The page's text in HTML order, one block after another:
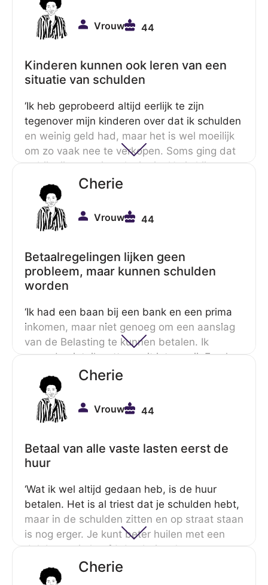
Dat gaf me een goed gevoel.’
Vrouw 44
Kinderen kunnen ook leren van een
situatie van schulden
‘Ik heb geprobeerd altijd eerlijk te zijn
tegenover mijn kinderen over dat ik schulden
en weinig geld had, maar het is wel moeilijk
om zo vaak nee te verkopen. Soms ging dat
er bij mijn zoontje ook niet in. Nu is hij
zeventien en heeft hij een bijbaan en ben ik
trots op hoe hij het doet. Ik heb hem geleerd
om, als hij iets leuks ziet, altijd eerst te
denken: Heb ik het nodig? Zo niet:
omgaat.’
Cherie
Vrouw 44
Betaalregelingen lijken geen
probleem, maar kunnen schulden
worden
‘Ik had een baan bij een bank en een prima
inkomen, maar niet genoeg om een aanslag
van de Belasting te kunnen betalen. Ik
spaarde niet, ik zette nooit iets opzij. En als
je de optie krijgt om in termijnen te betalen,
denk je: waarom zou ik dat niet doen? Toen
ik ziek werd en in de WW kwam, kon ik de
betaalregelingen niet meer betalen en dan
vordering van dertig euro is na twee
maanden opeens honderd euro.’
Cherie
Vrouw 44
Betaal van alle vaste lasten eerst de
huur
‘Wat ik wel altijd gedaan heb, is de huur
betalen. Het is al triest dat je schulden hebt,
maar in de schulden zitten en op straat staan
is nog erger. Je kunt beter huilen met een
dak boven je hoofd dan buiten.’
Cherie